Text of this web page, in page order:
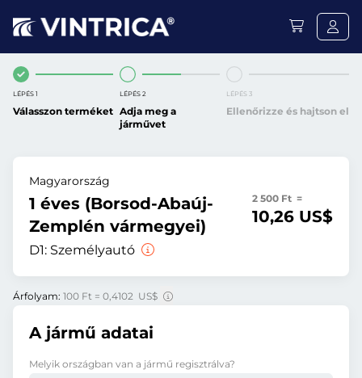
LÉPÉS 1
Válasszon terméket
LÉPÉS 2
Adja meg a
járművet
LÉPÉS 3
Ellenőrizze és hajtson el
Magyarország
1 éves (Borsod-Abaúj-
Zemplén vármegyei)
D1: Személyautó
2 500 Ft =
10,26 US$
Árfolyam: 100 Ft = 0,4102 US$
A jármű adatai
Melyik országban van a jármű regisztrálva?